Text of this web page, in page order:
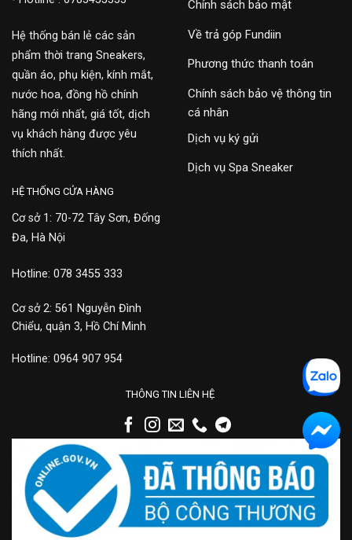
Hệ thống bán lẻ các sản
phẩm thời trang Sneakers,
quần áo, phụ kiện, kính mắt,
nước hoa, đồng hồ chính
hãng mới nhất, giá tốt, dịch
vụ khách hàng được yêu
thích nhất.
Chính sách bảo mật
Về trả góp Fundiin
Phương thức thanh toán
Chính sách bảo vệ thông tin
cá nhân
Dịch vụ ký gửi
Dịch vụ Spa Sneaker
HỆ THỐNG CỬA HÀNG
Cơ sở 1: 70-72 Tây Sơn, Đống
Đa, Hà Nội
Hotline: 078 3455 333
Cơ sở 2: 561 Nguyễn Đình
Chiểu, quận 3, Hồ Chí Minh
Hotline: 0964 907 954
THÔNG TIN LIÊN HỆ